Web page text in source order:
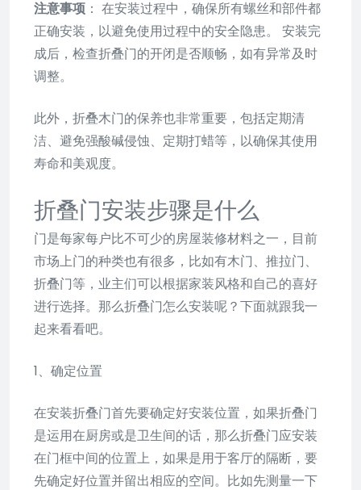
注意事项 ： 在安装过程中，确保所有螺丝和部件都
正确安装，以避免使用过程中的安全隐患。 安装完
成后，检查折叠门的开闭是否顺畅，如有异常及时
调整。
此外，折叠木门的保养也非常重要，包括定期清
洁、避免强酸碱侵蚀、定期打蜡等，以确保其使用
寿命和美观度。
折叠门安装步骤是什么
门是每家每户比不可少的房屋装修材料之一，目前
市场上门的种类也有很多，比如有木门、推拉门、
折叠门等，业主们可以根据家装风格和自己的喜好
进行选择。那么折叠门怎么安装呢？下面就跟我一
起来看看吧。
1、确定位置
在安装折叠门首先要确定好安装位置，如果折叠门
是运用在厨房或是卫生间的话，那么折叠门应安装
在门框中间的位置上，如果是用于客厅的隔断，要
先确定好位置并留出相应的空间。比如先测量一下